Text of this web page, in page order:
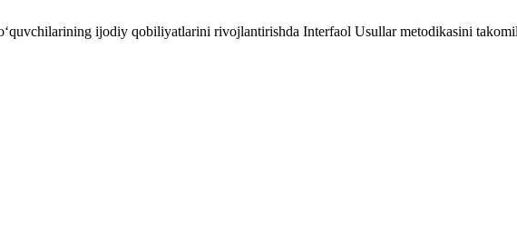
ijоdiy qоbiliyatlarini rivоjlantirishda Interfaol Usullar mеtоdikasini